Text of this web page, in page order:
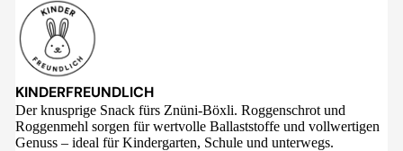
KINDERFREUNDLICH
Der knusprige Snack fürs Znüni-Böxli. Roggenschrot und
Roggenmehl sorgen für wertvolle Ballaststoffe und vollwertigen
Genuss – ideal für Kindergarten, Schule und unterwegs.